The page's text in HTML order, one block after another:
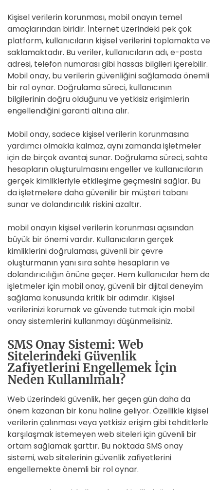
Kişisel verilerin korunması, mobil onayın temel
amaçlarından biridir. İnternet üzerindeki pek çok
platform, kullanıcıların kişisel verilerini toplamakta ve
saklamaktadır. Bu veriler, kullanıcıların adı, e-posta
adresi, telefon numarası gibi hassas bilgileri içerebilir.
Mobil onay, bu verilerin güvenliğini sağlamada önemli
bir rol oynar. Doğrulama süreci, kullanıcının
bilgilerinin doğru olduğunu ve yetkisiz erişimlerin
engellendiğini garanti altına alır.
Mobil onay, sadece kişisel verilerin korunmasına
yardımcı olmakla kalmaz, aynı zamanda işletmeler
için de birçok avantaj sunar. Doğrulama süreci, sahte
hesapların oluşturulmasını engeller ve kullanıcıların
gerçek kimlikleriyle etkileşime geçmesini sağlar. Bu
da işletmelere daha güvenilir bir müşteri tabanı
sunar ve dolandırıcılık riskini azaltır.
mobil onayın kişisel verilerin korunması açısından
büyük bir önemi vardır. Kullanıcıların gerçek
kimliklerini doğrulaması, güvenli bir çevre
oluşturmanın yanı sıra sahte hesapların ve
dolandırıcılığın önüne geçer. Hem kullanıcılar hem de
işletmeler için mobil onay, güvenli bir dijital deneyim
sağlama konusunda kritik bir adımdır. Kişisel
verilerinizi korumak ve güvende tutmak için mobil
onay sistemlerini kullanmayı düşünmelisiniz.
SMS Onay Sistemi: Web
Sitelerindeki Güvenlik
Zafiyetlerini Engellemek İçin
Neden Kullanılmalı?
Web üzerindeki güvenlik, her geçen gün daha da
önem kazanan bir konu haline geliyor. Özellikle kişisel
verilerin çalınması veya yetkisiz erişim gibi tehditlerle
karşılaşmak istemeyen web siteleri için güvenli bir
ortam sağlamak şarttır. Bu noktada SMS onay
sistemi, web sitelerinin güvenlik zafiyetlerini
engellemekte önemli bir rol oynar.